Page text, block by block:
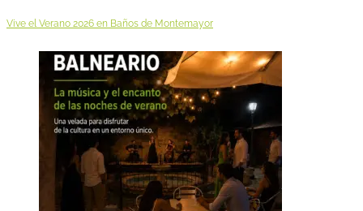
Vive el Verano 2026 en Baños de Montemayor